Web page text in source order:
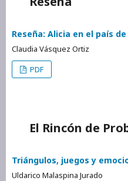
Reseña: Alicia en el país
Claudia Vásquez Ortiz
PDF
El Rincón de
Triángulos, juegos y
Uldarico Malaspina Jurado